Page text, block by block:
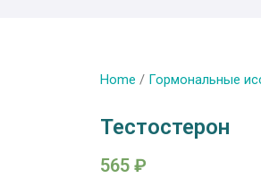
Home / Гормональные
Тестостерон
565 ₽